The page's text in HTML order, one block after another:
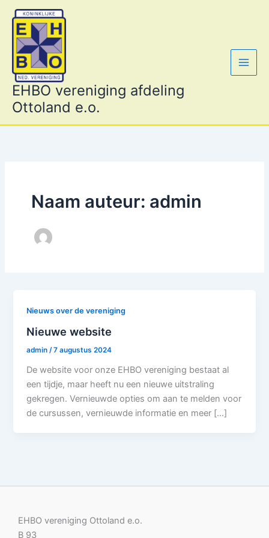
naar
inhoud
EHBO vereniging afdeling
Ottoland e.o.
Naam auteur: admin
Nieuws over de vereniging
Nieuwe website
admin /7 augustus 2024
De website voor onze EHBO vereniging bestaat al
een tijdje, maar heeft nu een nieuwe uitstraling
gekregen. Vernieuwde opties om aan te melden voor
de cursussen, vernieuwde informatie en meer […]
EHBO vereniging Ottoland e.o.
B 93